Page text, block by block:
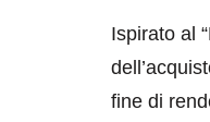
Ispirato al
fine di